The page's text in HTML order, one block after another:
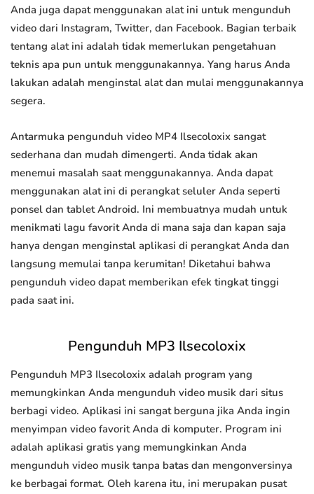
Anda juga dapat menggunakan alat ini untuk mengunduh
video dari Instagram, Twitter, dan Facebook. Bagian terbaik
tentang alat ini adalah tidak memerlukan pengetahuan
teknis apa pun untuk menggunakannya. Yang harus Anda
lakukan adalah menginstal alat dan mulai menggunakannya
segera.
Antarmuka pengunduh video MP4 Ilsecoloxix sangat
sederhana dan mudah dimengerti. Anda tidak akan
menemui masalah saat menggunakannya. Anda dapat
menggunakan alat ini di perangkat seluler Anda seperti
ponsel dan tablet Android. Ini membuatnya mudah untuk
menikmati lagu favorit Anda di mana saja dan kapan saja
hanya dengan menginstal aplikasi di perangkat Anda dan
langsung memulai tanpa kerumitan! Diketahui bahwa
pengunduh video dapat memberikan efek tingkat tinggi
pada saat ini.
Pengunduh MP3 Ilsecoloxix
Pengunduh MP3 Ilsecoloxix adalah program yang
memungkinkan Anda mengunduh video musik dari situs
berbagi video. Aplikasi ini sangat berguna jika Anda ingin
menyimpan video favorit Anda di komputer. Program ini
adalah aplikasi gratis yang memungkinkan Anda
mengunduh video musik tanpa batas dan mengonversinya
ke berbagai format. Oleh karena itu, ini merupakan pusat